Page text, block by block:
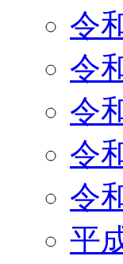
令
令
令
令
令
平